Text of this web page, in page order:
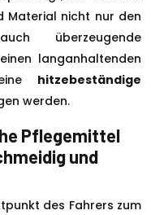
Material nicht nur den
überzeugende
langanhaltenden
hitzebeständige
werden.
Pflegemittel
und
des Fahrers zum